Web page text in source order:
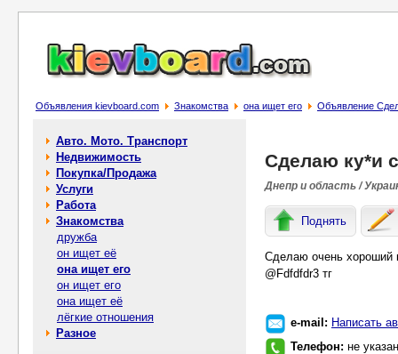
Объявления kievboard.com Знакомства она ищет его Объявление
Авто. Мото. Транспорт
Недвижимость
Покупка/Продажа
Услуги
Работа
Знакомства
дружба
он ищет её
она ищет его
он ищет его
она ищет её
лёгкие отношения
Разное
Сделаю ку*и
Днепр и область /
Поднять
Сделаю очень хороший
@Fdfdfdr3 тг
e-mail: Написать
Телефон: не указан